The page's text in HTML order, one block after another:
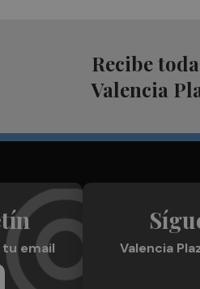
Recibe
Valencia
tu email
Valencia